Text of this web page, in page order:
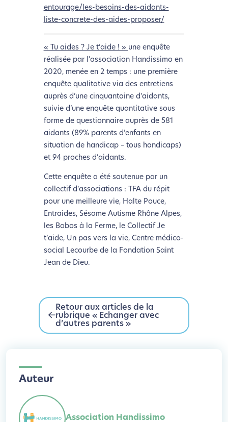
entourage/les-besoins-des-aidants-
liste-concrete-des-aides-proposer/
« Tu aides ? Je t’aide ! » une enquête
réalisée par l’association Handissimo en
2020, menée en 2 temps : une première
enquête qualitative via des entretiens
auprès d’une cinquantaine d’aidants,
suivie d’une enquête quantitative sous
forme de questionnaire auprès de 581
aidants (89% parents d’enfants en
situation de handicap – tous handicaps)
et 94 proches d’aidants.
Cette enquête a été soutenue par un
collectif d’associations : TFA du répit
pour une meilleure vie, Halte Pouce,
Entraides, Sésame Autisme Rhône Alpes,
les Bobos à la Ferme, le Collectif Je
t’aide, Un pas vers la vie, Centre médico-
social Lecourbe de la Fondation Saint
Jean de Dieu.
Retour aux articles de la
rubrique « Echanger avec
d’autres parents »
Auteur
Association Handissimo